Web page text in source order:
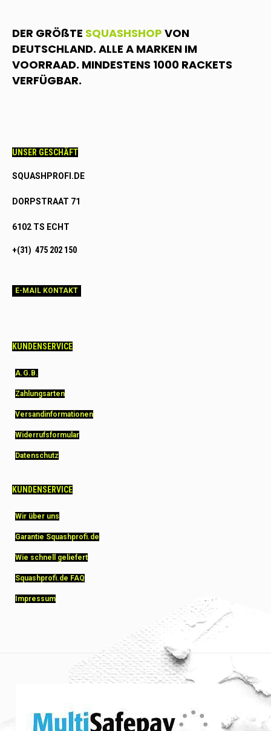
DER GRÖßTE SQUASHSHOP VON
DEUTSCHLAND. ALLE A MARKEN IM
VOORRAAD. MINDESTENS 1000 RACKETS
VERFÜGBAR.
UNSER GESCHÄFT
SQUASHPROFI.DE
DORPSTRAAT 71
6102 TS ECHT
+(31) 475 202 150
E-MAIL KONTAKT
KUNDENSERVICE
A.G.B.
Zahlungsarten
Versandinformationen
Widerrufsformular
Datenschutz
KUNDENSERVICE
Wir über uns
Garantie Squashprofi.de
Wie schnell geliefert
Squashprofi.de FAQ
Impressum